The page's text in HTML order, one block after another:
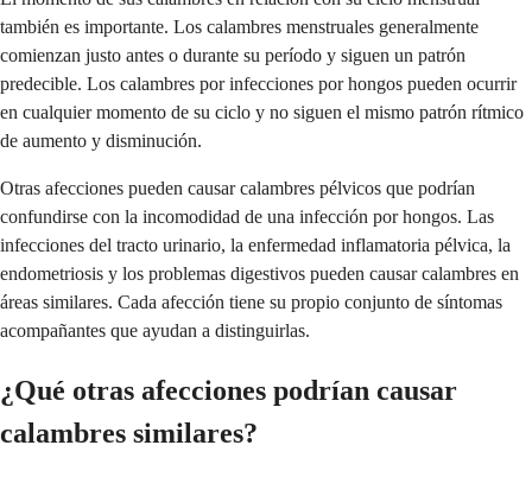
también es importante. Los calambres menstruales generalmente
comienzan justo antes o durante su período y siguen un patrón
predecible. Los calambres por infecciones por hongos pueden ocurrir
en cualquier momento de su ciclo y no siguen el mismo patrón rítmico
de aumento y disminución.
Otras afecciones pueden causar calambres pélvicos que podrían
confundirse con la incomodidad de una infección por hongos. Las
infecciones del tracto urinario, la enfermedad inflamatoria pélvica, la
endometriosis y los problemas digestivos pueden causar calambres en
áreas similares. Cada afección tiene su propio conjunto de síntomas
acompañantes que ayudan a distinguirlas.
¿Qué otras afecciones podrían causar
calambres similares?